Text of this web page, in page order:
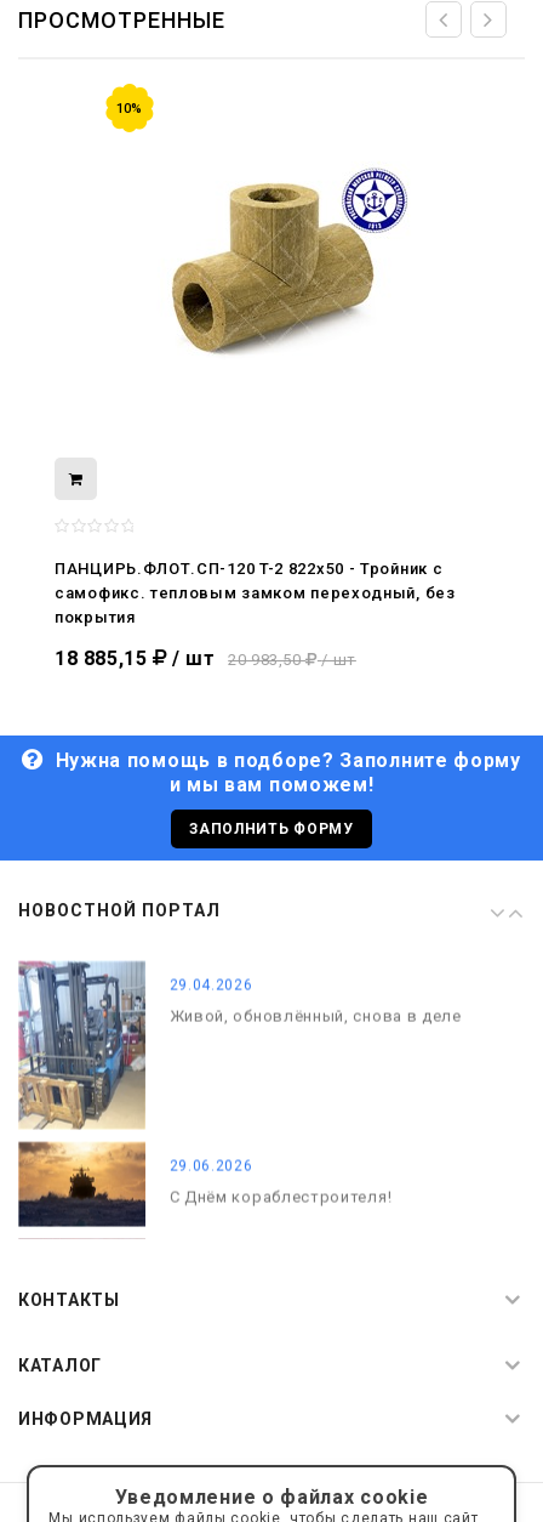
ПРОСМОТРЕННЫЕ
10%
ПАНЦИРЬ.ФЛОТ.СП-120 T-2 822x50 - Тройник c
самофикс. тепловым замком переходный, без
покрытия
18 885,15 / шт 20 983,50 / шт
Нужна помощь в подборе? Заполните форму
и мы вам поможем!
ЗАПОЛНИТЬ ФОРМУ
НОВОСТНОЙ ПОРТАЛ
нами
29.06.2026
С Днём кораблестроителя!
С Днём Победы. Память, которая с
29.04.2026
Живой, обновлённый, снова в деле
29.06.2026
С Днём кораблестроителя!
КОНТАКТЫ
КАТАЛОГ
ИНФОРМАЦИЯ
© 2019—2026 Интернет пространство АкваРос sale@a-ros.ru
Уведомление о файлах cookie
Мы используем файлы cookie, чтобы сделать наш сайт